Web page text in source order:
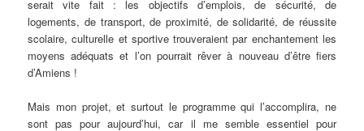
e
s
serait vite fait : les objectifs d’emplois, de sécurité, de
logements, de transport, de proximité, de solidarité, de réussite
scolaire, culturelle et sportive trouveraient par enchantement les
moyens adéquats et l’on pourrait rêver à nouveau d’être fiers
d’Amiens !
Mais mon projet, et surtout le programme qui l’accomplira, ne
sont pas pour aujourd’hui, car il me semble essentiel pour